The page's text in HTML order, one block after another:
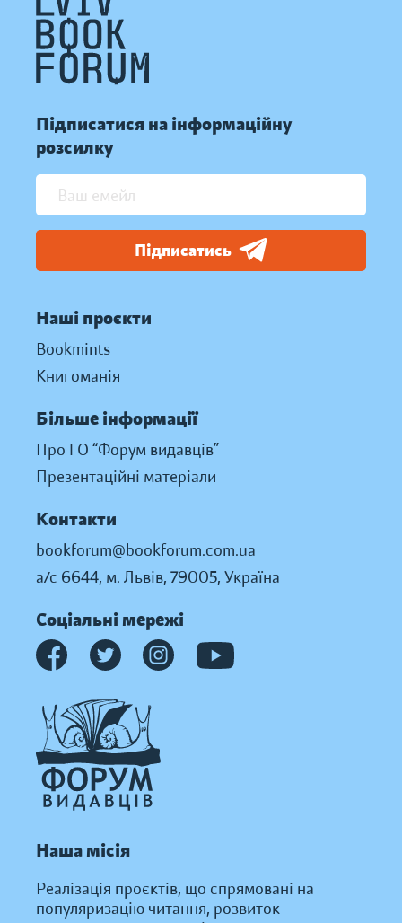
Підписатися на інформаційну
розсилку
Підписатись
Наші проєкти
Bookmints
Книгоманія
Більше інформації
Про ГО “Форум видавців”
Презентаційні матеріали
Контакти
bookforum@bookforum.com.ua
а/с 6644, м. Львів, 79005, Україна
Соціальні мережі
Наша місія
Реалізація проєктів, що спрямовані на
популяризацію читання, розвиток